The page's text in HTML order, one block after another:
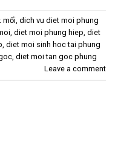
mối, dich vu diet moi phung
, diet moi phung hiep, diet
, diet moi sinh hoc tai phung
, diet moi tan goc phung
Leave a comment